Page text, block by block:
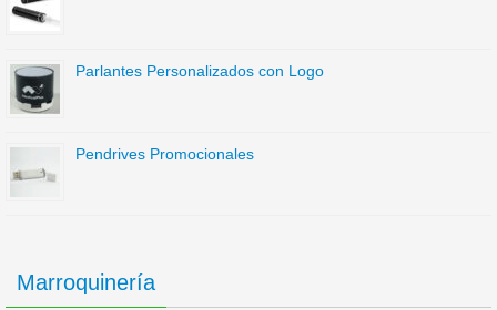
Parlantes Personalizados con Logo
Pendrives Promocionales
Marroquinería